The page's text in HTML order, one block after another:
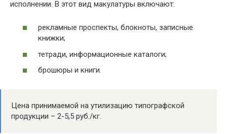
исполнении. В этот вид макулатуры включают:
рекламные проспекты, блокноты, записные
книжки;
тетради, информационные каталоги;
брошюры и книги.
Цена принимаемой на утилизацию типографской
продукции – 2-5,5 руб./кг.